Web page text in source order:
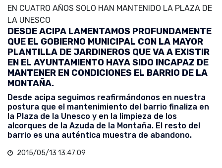
EN CUATRO AÑOS SOLO HAN MANTENIDO LA PLAZA DE
LA UNESCO
DESDE ACIPA LAMENTAMOS PROFUNDAMENTE
QUE EL GOBIERNO MUNICIPAL CON LA MAYOR
PLANTILLA DE JARDINEROS QUE VA A EXISTIR
EN EL AYUNTAMIENTO HAYA SIDO INCAPAZ DE
MANTENER EN CONDICIONES EL BARRIO DE LA
MONTAÑA.
Desde acipa seguimos reafirmándonos en nuestra
postura que el mantenimiento del barrio finaliza en
la Plaza de la Unesco y en la limpieza de los
alcorques de la Azuda de la Montaña. El resto del
barrio es una auténtica muestra de abandono.
2015/05/13 13:47:09